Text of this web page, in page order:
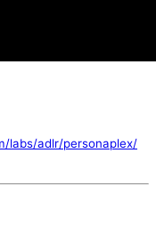
labs/adlr/personaplex/